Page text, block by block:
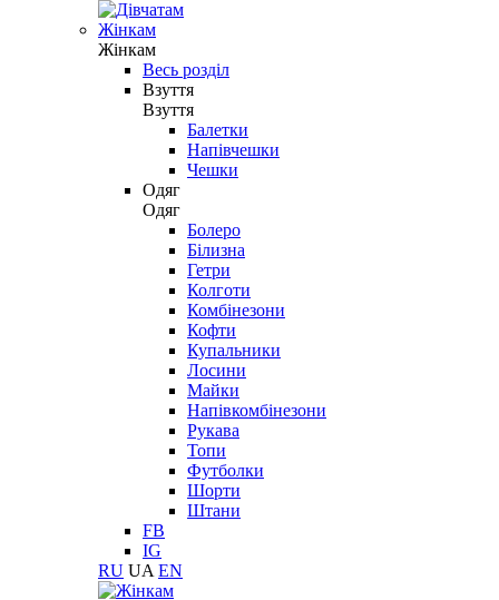
Жінкам
Жінкам
Весь розділ
Взуття
Взуття
Балетки
Напівчешки
Чешки
Одяг
Одяг
Болеро
Білизна
Гетри
Колготи
Комбінезони
Кофти
Купальники
Лосини
Майки
Напівкомбінезони
Рукава
Топи
Футболки
Шорти
Штани
FB
IG
RU UA EN